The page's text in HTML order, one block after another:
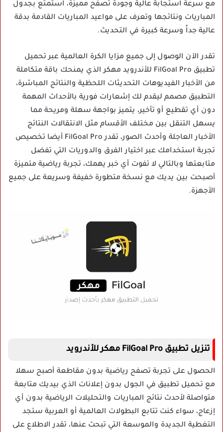
مع سرعة استجابة عالية وجودة تصفح مميزة، استمتع بجدول
المباريات ونتائجها وتعرف على مواعيد المباريات القادمة بدقة
عالية جداً وسرعة كبيرة في التحديث.
تقدر الآن الوصول إلى جميع مزايا الكرة العالمية عبرتحميل
تطبيق FilGoal Pro للأندرويد مهكر
الذي يمنحك باقة متكاملة
من الأخبار الفيديوهات التحديثات اللحظية والنتائج المباشرة،
التطبيق مصمم ليقدم لك إشعارات فورية بالأحداث المهمة
دون أي تقطيع أو تأخير، يتميز بواجهة سهلة ومريحة مما
يسهل التنقل بين مختلف الأقسام مثل الانتقالات النتائج
الأخبار العاجلة وأحدث الصور، تقدر FilGoal Pro أيضا تخصيص
تجربة استخدامك عبر اختيار الفرق والدوريات التي تفضل
متابعتها وبالتالي لا تفوت أي خبر يهمك، تجربة رياضية متميزة
أصبحت بين يديك مع نسخة متطورة خفيفة وسريعة على جميع
الأجهزة.
تنزيل تطبيق FilGoal Pro مهكر للأندرويد
الحصول على تجربة تصفح رياضية بدون مقاطعة أصبح سهلا
مع تحميل تطبيق في الجول بدون إعلانات الذي بيديك متابعة
متواصلة لأحدث نتائج المباريات والتحليلات الرياضية بدون أي
إزعاج، سواء كنت تتابع البطولات العالمية أو العربية ستجد
التغطية الجديدة والموسعة التي تبحث عنها، تقدر الاطلاع على